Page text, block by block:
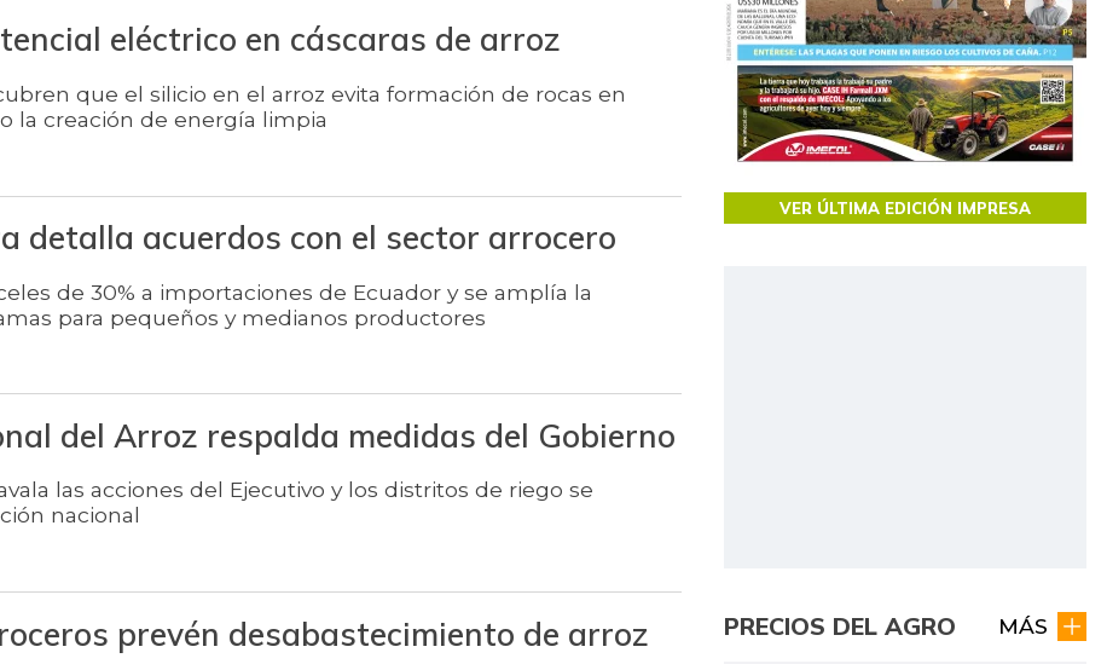
eléctrico en cáscaras de arroz
que el silicio en el arroz evita formación de rocas en
la creación de energía limpia
detalla acuerdos con el sector arrocero
de 30% a importaciones de Ecuador y se amplía la
para pequeños y medianos productores
del Arroz respalda medidas del Gobierno
las acciones del Ejecutivo y los distritos de riego se
nacional
prevén desabastecimiento de arroz
VER ÚLTIMA EDICIÓN IMPRESA
PRECIOS DEL AGRO MÁS